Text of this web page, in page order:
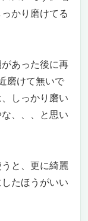
動歯ブラ
さしさ」
しさ
感
かり磨けてる
あった後に再
磨けて無いで
しっかり磨い
、、、と思い
と、更に綺麗
たほうがいい